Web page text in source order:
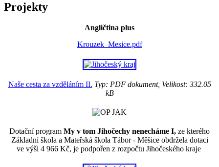
Projekty
Angličtina plus
Krouzek_Mesice.pdf
Naše cesta za vzděláním II. Typ: PDF dokument, Velikost: 332.05
kB
Dotační program My v tom Jihočechy nenecháme I, ze kterého
Základní škola a Mateřská škola Tábor - Měšice obdržela dotaci
ve výši 4 966 Kč, je podpořen z rozpočtu Jihočeského kraje